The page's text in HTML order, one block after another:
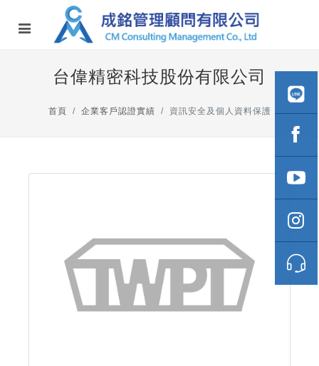
台偉精密科技股份有限公司
首頁 企業客戶認證實績 資訊安全及個人資料保護